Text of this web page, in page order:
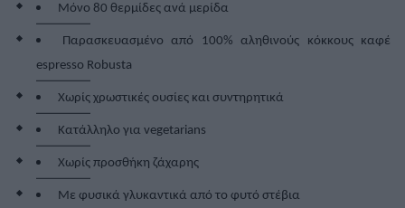
Μόνο 80 θερμίδες ανά μερίδα
Παρασκευασμένο από 100% αληθινούς κόκκους καφέ
espresso Robusta
Χωρίς χρωστικές ουσίες και συντηρητικά
Κατάλληλο για vegetarians
Χωρίς προσθήκη ζάχαρης
Με φυσικά γλυκαντικά από το φυτό στέβια